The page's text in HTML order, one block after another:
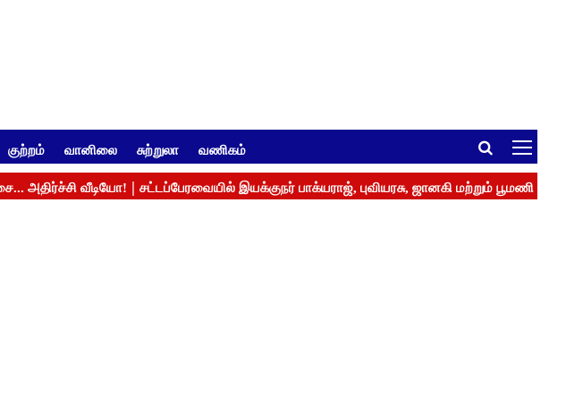
குற்றம் வானிலை சுற்றுலா வணிகம்